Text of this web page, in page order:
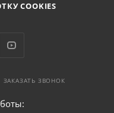
COOKIES
ЗАКАЗАТЬ ЗВОНОК